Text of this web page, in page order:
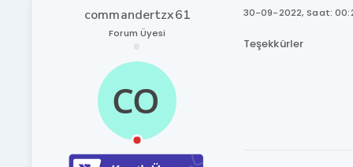
commandertzx61
Forum Üyesi
30-09-2022, Saat:
Teşekkürler